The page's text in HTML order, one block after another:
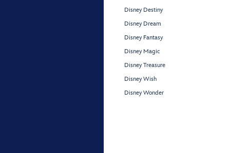
Disney Destiny
Disney Dream
Disney Fantasy
Disney Magic
Disney Treasure
Disney Wish
Disney Wonder